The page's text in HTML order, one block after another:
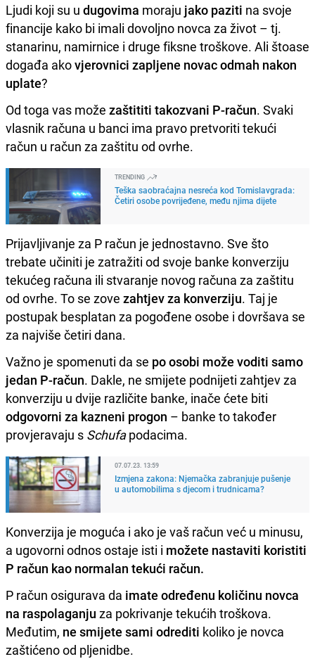
Ljudi koji su u dugovima moraju jako paziti na svoje
financije kako bi imali dovoljno novca za život – tj.
stanarinu, namirnice i druge fiksne troškove. Ali štoase
događa akovjerovnici zapljene novac odmah nakon
uplate?
Od toga vas može zaštititi takozvani P-račun. Svaki
vlasnik računa u banci ima pravo pretvoriti tekući
račun u račun za zaštitu od ovrhe.
TRENDING
Teška saobraćajna nesreća kod Tomislavgrada:
Četiri osobe povrijeđene, među njima dijete
Prijavljivanje za P račun je jednostavno. Sve što
trebate učiniti je zatražiti od svoje banke konverziju
tekućeg računa ili stvaranje novog računa za zaštitu
od ovrhe. To se zove zahtjev za konverziju. Taj je
postupak besplatan za pogođene osobe i dovršava se
za najviše četiri dana.
Važno je spomenuti da se po osobi može voditi samo
jedan P-račun. Dakle, ne smijete podnijeti zahtjev za
konverziju u dvije različite banke, inače ćete biti
odgovorni za kazneni progon – banke to također
provjeravaju s Schufapodacima.
07.07.23. 13:59
Izmjena zakona: Njemačka zabranjuje pušenje
u automobilima s djecom i trudnicama?
Konverzija je moguća i ako je vaš račun već u minusu,
a ugovorni odnos ostaje isti i možete nastaviti koristiti
P račun kao normalan tekući račun.
P račun osigurava da imate određenu količinu novca
na raspolaganju za pokrivanje tekućih troškova.
Međutim, ne smijete sami odrediti koliko je novca
zaštićeno od pljenidbe.